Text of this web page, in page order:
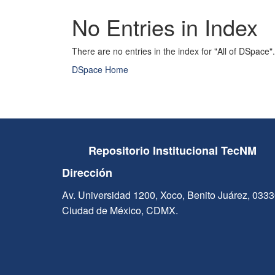
No Entries in Index
There are no entries in the index for "All of DSpace".
DSpace Home
Repositorio Institucional TecNM
Dirección
Av. Universidad 1200, Xoco, Benito Juárez,
Ciudad de México, CDMX.